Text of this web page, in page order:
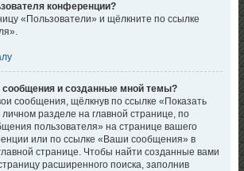
конференции?
«Пользователи» и щёлкните по ссылке
сообщения и созданные мной темы?
сообщения, щёлкнув по ссылке «Показать
разделе на главной странице, по
пользователя» на странице вашего
или по ссылке «Ваши сообщения» в
странице. Чтобы найти созданные вами
расширенного поиска, заполнив